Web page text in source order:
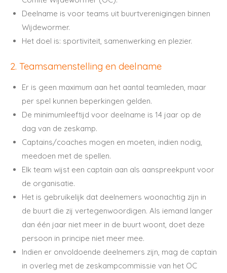
Deelname is voor teams uit buurtverenigingen binnen
Wijdewormer.
Het doel is: sportiviteit, samenwerking en plezier.
2. Teamsamenstelling en deelname
Er is geen maximum aan het aantal teamleden, maar
per spel kunnen beperkingen gelden.
De minimumleeftijd voor deelname is 14 jaar op de
dag van de zeskamp.
Captains/coaches mogen en moeten, indien nodig,
meedoen met de spellen.
Elk team wijst een captain aan als aanspreekpunt voor
de organisatie.
Het is gebruikelijk dat deelnemers woonachtig zijn in
de buurt die zij vertegenwoordigen. Als iemand langer
dan één jaar niet meer in de buurt woont, doet deze
persoon in principe niet meer mee.
Indien er onvoldoende deelnemers zijn, mag de captain
in overleg met de zeskampcommissie van het OC